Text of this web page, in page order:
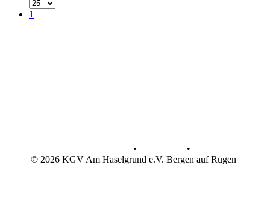
1
•
•
© 2026 KGV Am Haselgrund e.V. Bergen auf Rügen